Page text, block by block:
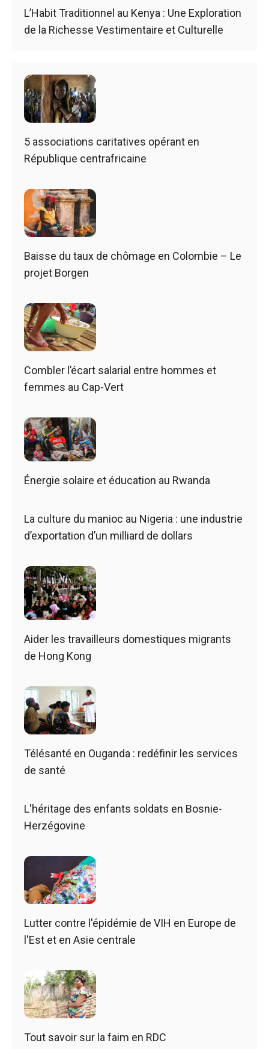
L’Habit Traditionnel au Kenya : Une Exploration
de la Richesse Vestimentaire et Culturelle
5 associations caritatives opérant en
République centrafricaine
Baisse du taux de chômage en Colombie – Le
projet Borgen
Combler l’écart salarial entre hommes et
femmes au Cap-Vert
Énergie solaire et éducation au Rwanda
La culture du manioc au Nigeria : une industrie
d’exportation d’un milliard de dollars
Aider les travailleurs domestiques migrants
de Hong Kong
Télésanté en Ouganda : redéfinir les services
de santé
L'héritage des enfants soldats en Bosnie-
Herzégovine
Lutter contre l'épidémie de VIH en Europe de
l'Est et en Asie centrale
Tout savoir sur la faim en RDC